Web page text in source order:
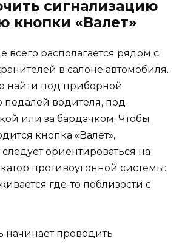
сигнализацию
кнопки «Валет»
всего располагается рядом с
в салоне автомобиля.
найти под приборной
педалей водителя, под
или за бардачком. Чтобы
кнопка «Валет»,
ориентироваться на
противоугонной системы:
где-то поблизости с
начинает проводить